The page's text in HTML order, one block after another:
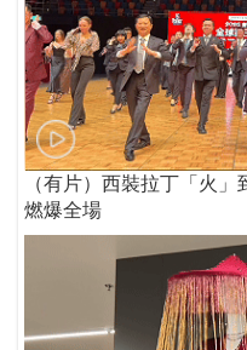
（有片）西裝拉丁「火
燃爆全場